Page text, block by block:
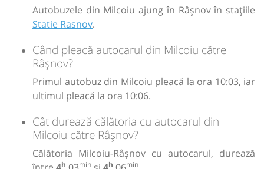
Autobuzele din Milcoiu ajung în Râşnov în stațiile
Statie Rasnov.
Când pleacă autocarul din Milcoiu către
Râşnov?
Primul autobuz din Milcoiu pleacă la ora 10:03, iar
ultimul pleacă la ora 10:06.
Cât durează călătoria cu autocarul din
Milcoiu către Râşnov?
Călătoria Milcoiu-Râşnov cu autocarul, durează
h min h min